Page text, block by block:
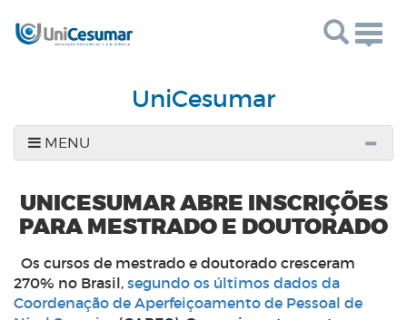
UniCesumar
MENU
UNICESUMAR ABRE INSCRIÇÕES
PARA MESTRADO E DOUTORADO
Os cursos de mestrado e doutorado cresceram
270% no Brasil, segundo os últimos dados da
Coordenação de Aperfeiçoamento de Pessoal de